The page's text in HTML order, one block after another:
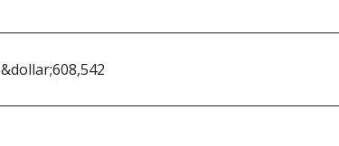
&dollar;608,542